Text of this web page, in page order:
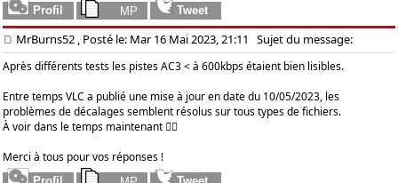
MrBurns52 , Posté le: Mar 16 Mai 2023, 21:11 Sujet du message:
Après différents tests les pistes AC3 < à 600kbps étaient bien lisibles.
Entre temps VLC a publié une mise à jour en date du 10/05/2023, les
problèmes de décalages semblent résolus sur tous types de fichiers.
À voir dans le temps maintenant 🤷‍♂️
Merci à tous pour vos réponses !